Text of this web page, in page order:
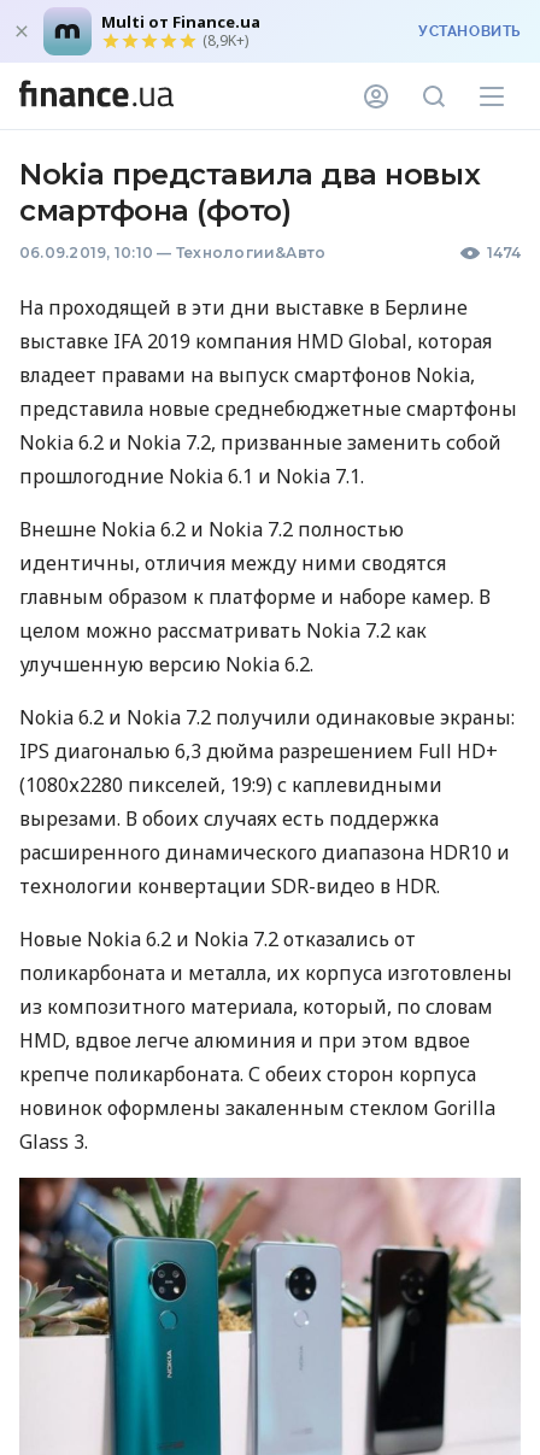
Multi от Finance.ua
(8,9K+) УСТАНОВИТЬ
Nokia представила два новых
смартфона (фото)
06.09.2019, 10:10 — Технологии&Авто 1474
На проходящей в эти дни выставке в Берлине
выставке IFA 2019 компания HMD Global, которая
владеет правами на выпуск смартфонов Nokia,
представила новые среднебюджетные смартфоны
Nokia 6.2 и Nokia 7.2, призванные заменить собой
прошлогодние Nokia 6.1 и Nokia 7.1.
Внешне Nokia 6.2 и Nokia 7.2 полностью
идентичны, отличия между ними сводятся
главным образом к платформе и наборе камер. В
целом можно рассматривать Nokia 7.2 как
улучшенную версию Nokia 6.2.
Nokia 6.2 и Nokia 7.2 получили одинаковые экраны:
IPS диагональю 6,3 дюйма разрешением Full HD+
(1080х2280 пикселей, 19:9) с каплевидными
вырезами. В обоих случаях есть поддержка
расширенного динамического диапазона HDR10 и
технологии конвертации SDR-видео в HDR.
Новые Nokia 6.2 и Nokia 7.2 отказались от
поликарбоната и металла, их корпуса изготовлены
из композитного материала, который, по словам
HMD, вдвое легче алюминия и при этом вдвое
крепче поликарбоната. С обеих сторон корпуса
новинок оформлены закаленным стеклом Gorilla
Glass 3.